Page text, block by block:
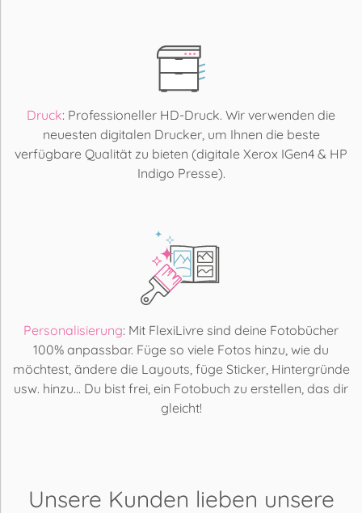
Druck: Professioneller HD-Druck. Wir verwenden die
neuesten digitalen Drucker, um Ihnen die beste
verfügbare Qualität zu bieten (digitale Xerox IGen4 & HP
Indigo Presse).
Personalisierung: Mit FlexiLivre sind deine Fotobücher
100% anpassbar. Füge so viele Fotos hinzu, wie du
möchtest, ändere die Layouts, füge Sticker, Hintergründe
usw. hinzu... Du bist frei, ein Fotobuch zu erstellen, das dir
gleicht!
Unsere Kunden lieben unsere